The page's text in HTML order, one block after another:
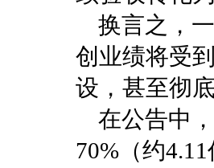
换言之，
创业绩将受
设，甚至彻
在公告中
70%（约